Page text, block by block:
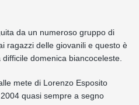
da un numeroso gruppo di
ragazzi delle giovanili e questo è
domenica biancoceleste.
mete di Lorenzo Esposito
quasi sempre a segno